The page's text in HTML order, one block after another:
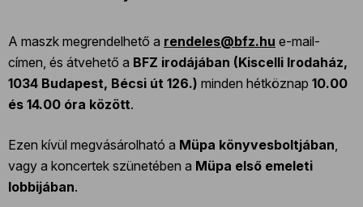
A maszk megrendelhető a rendeles@bfz.hu e-mail-
címen, és átvehető a BFZ irodájában (Kiscelli Irodaház,
1034 Budapest, Bécsi út 126.) minden hétköznap 10.00
és 14.00 óra között.
Ezen kívül megvásárolható a Müpa könyvesboltjában
vagy a koncertek szünetében a Müpa első emeleti
lobbijában.